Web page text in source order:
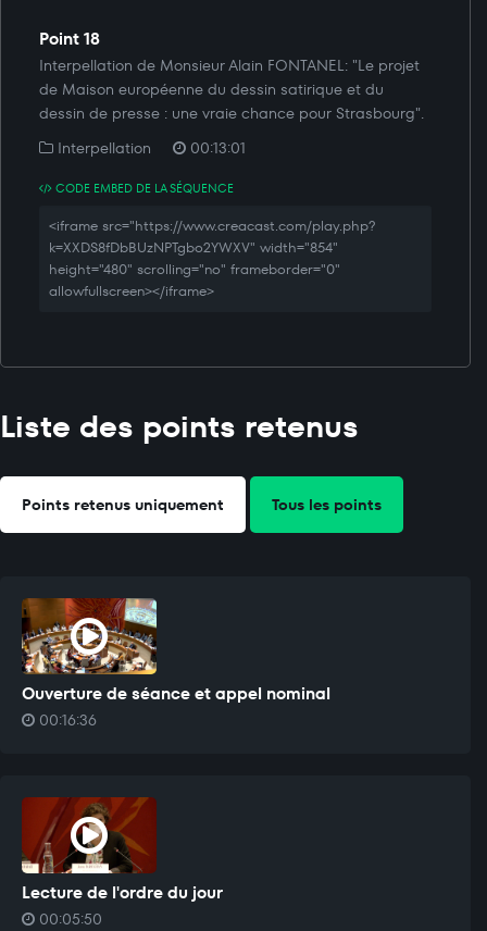
Point 18
Interpellation de Monsieur Alain FONTANEL: "Le projet
de Maison européenne du dessin satirique et du
dessin de presse : une vraie chance pour Strasbourg".
Interpellation
00:13:01
CODE EMBED DE LA SÉQUENCE
<iframe src="https://www.creacast.com/play.php?
k=XXDS8fDbBUzNPTgbo2YWXV" width="854"
height="480" scrolling="no" frameborder="0"
allowfullscreen></iframe>
Liste des points retenus
Points retenus uniquement Tous les points
Ouverture de séance et appel nominal
00:16:36
Lecture de l'ordre du jour
00:05:50